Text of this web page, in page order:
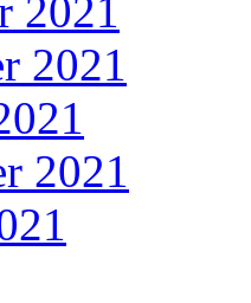
2021
2021
2021